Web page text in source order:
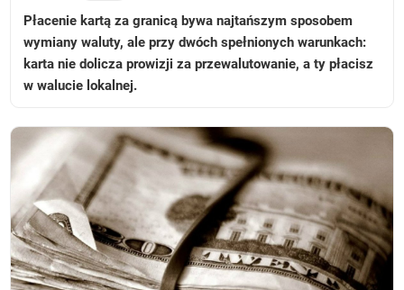
Płacenie kartą za granicą bywa najtańszym sposobem
wymiany waluty, ale przy dwóch spełnionych warunkach:
karta nie dolicza prowizji za przewalutowanie, a ty płacisz
w walucie lokalnej.